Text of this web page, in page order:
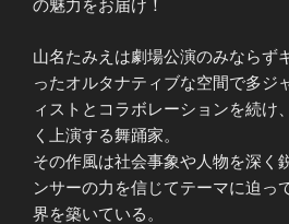
の魅力をお届け！
山名たみえは劇場公演のみならず
ったオルタナティブな空間で多ジ
ィストとコラボレーションを続け
く上演する舞踊家。
その作風は社会事象や人物を深く
ンサーの力を信じてテーマに迫っ
界を築いている。